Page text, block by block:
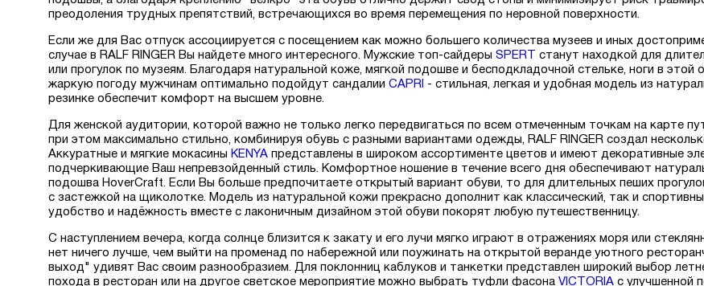
преодоления трудных препятствий, встречающихся во время перемещения по неровной поверхности.
Если же для Вас отпуск ассоциируется с посещением как можно большего количества музеев и иных
случае в RALF RINGER Вы найдете много интересного. Мужские топ-сайдеры SPERT
станут находкой для
или прогулок по музеям. Благодаря натуральной коже, мягкой подошве и бесподкладочной стельке, ноги в
жаркую погоду мужчинам оптимально подойдут сандалии CAPRI - стильная, легкая и удобная модель из
резинке обеспечит комфорт на высшем уровне.
Для женской аудитории, которой важно не только легко передвигаться по всем отмеченным точкам на карте
при этом максимально стильно, комбинируя обувь с разными вариантами одежды, RALF RINGER создал
Аккуратные и мягкие мокасины KENYA представлены в широком ассортименте цветов и имеют декоративные
подчеркивающие Ваш непревзойденный стиль. Комфортное ношение в течение всего дня обеспечивают
подошва HoverCraft. Если Вы больше предпочитаете открытый вариант обуви, то для длительных пеших
с застежкой на щиколотке. Модель из натуральной кожи прекрасно дополнит как классический, так и
удобство и надёжность вместе с лаконичным дизайном этой обуви покорят любую путешественницу.
С наступлением вечера, когда солнце близится к закату и его лучи мягко играют в отражениях моря или
нет ничего лучше, чем выйти на променад по набережной или поужинать на открытой веранде уютного
выход" удивят Вас своим разнообразием. Для поклонниц каблуков и танкетки представлен широкий выбор
похода в ресторан или на другое светское мероприятие можно выбрать туфли фасона VICTORIA с улучшенной